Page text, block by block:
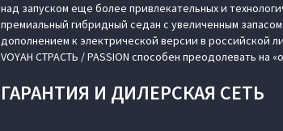
над запуском еще более привлекательных и
премиальный гибридный седан с увеличенным
дополнением к электрической версии в российской
VOYAH СТРАСТЬ / PASSION способен преодолевать на
ГАРАНТИЯ И ДИЛЕРСКАЯ СЕТЬ